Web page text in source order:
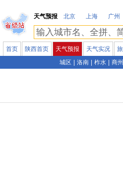
天气预报
北京 上海 广州
首页 陕西首页 天气预报 天气实况
城区
洛南 柞水 商州